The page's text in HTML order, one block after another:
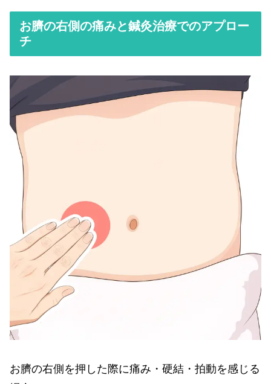
お臍の右側の痛みと鍼灸治療でのアプロー
チ
お臍の右側を押した際に痛み・硬結・拍動を感じる